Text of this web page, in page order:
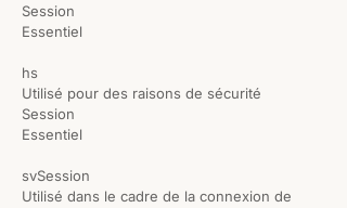
Session
Essentiel
hs
Utilisé pour des raisons de sécurité
Session
Essentiel
svSession
Utilisé dans le cadre de la connexion de